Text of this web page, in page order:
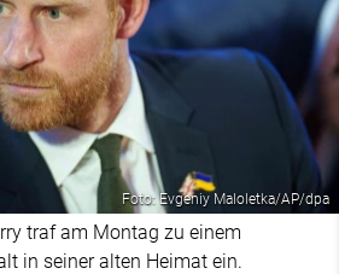
Foto: Evgeniy Maloletka/AP/dpa
traf am Montag zu einem
in seiner alten Heimat ein.